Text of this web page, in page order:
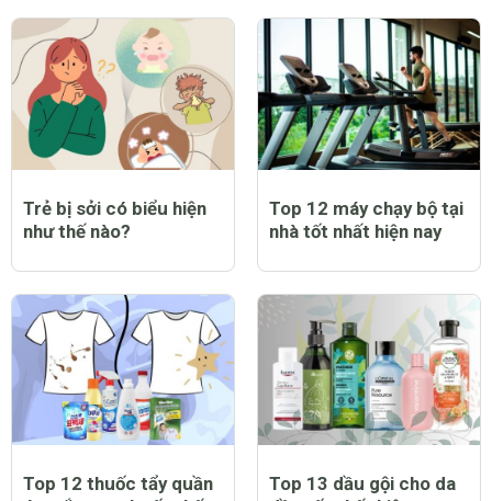
Top 9 bạt trùm xe máy
chống nắng mưa tốt
nhất hiện nay
Top 12 nước hoa nam
thơm lâu tốt nhất hiện
nay
Trẻ bị sởi có biểu hiện
như thế nào?
Top 12 máy chạy bộ tại
nhà tốt nhất hiện nay